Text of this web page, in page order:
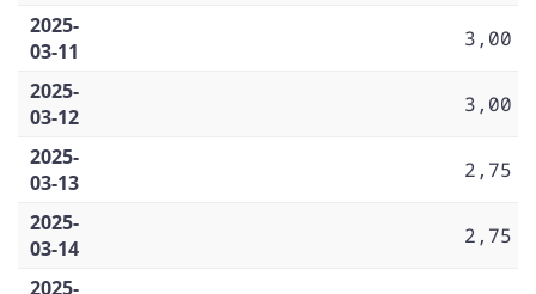
2025-
03-11
3,00
2025-
03-12
3,00
2025-
03-13
2,75
2025-
03-14
2,75
2025-